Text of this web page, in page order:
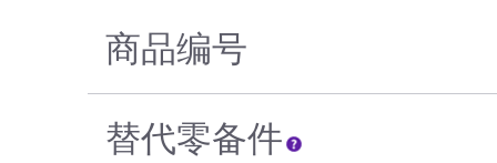
商品编号
替代零备件